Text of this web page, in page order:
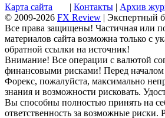
Карта сайта | Контакты | Архив
© 2009-2026 FX Review | Экспертный
Все права защищены! Частичная или
материалов сайта возможна только с
обратной ссылки на источник!
Внимание! Все операции с валютой
финансовыми рисками! Перед
Форекс, пожалуйста, максимально
знания и возможности рисковать.
Вы способны полностью принять на
ответственность за возможные риски.